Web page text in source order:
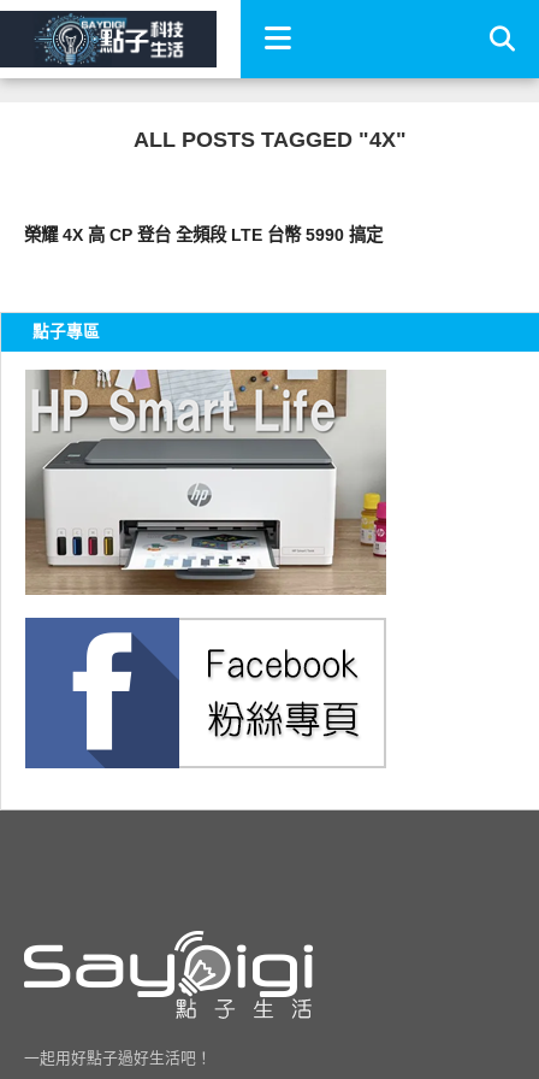
ALL POSTS TAGGED "4X"
榮耀 4X 高 CP 登台 全頻段 LTE 台幣 5990 搞定
點子專區
一起用好點子過好生活吧！